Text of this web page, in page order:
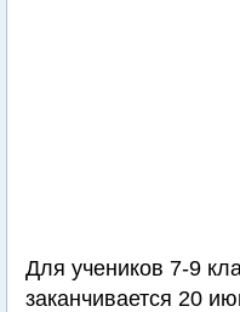
Для учеников 7-9
заканчивается 20